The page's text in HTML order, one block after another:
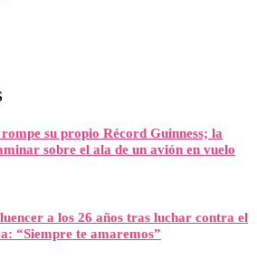
su propio Récord Guinness; la
sobre el ala de un avión en vuelo
a los 26 años tras luchar contra el
“Siempre te amaremos”